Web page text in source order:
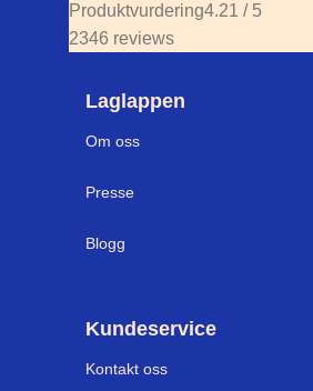
Produktvurdering4.21 / 5
2346 reviews
Laglappen
Om oss
Presse
Blogg
Kundeservice
Kontakt oss